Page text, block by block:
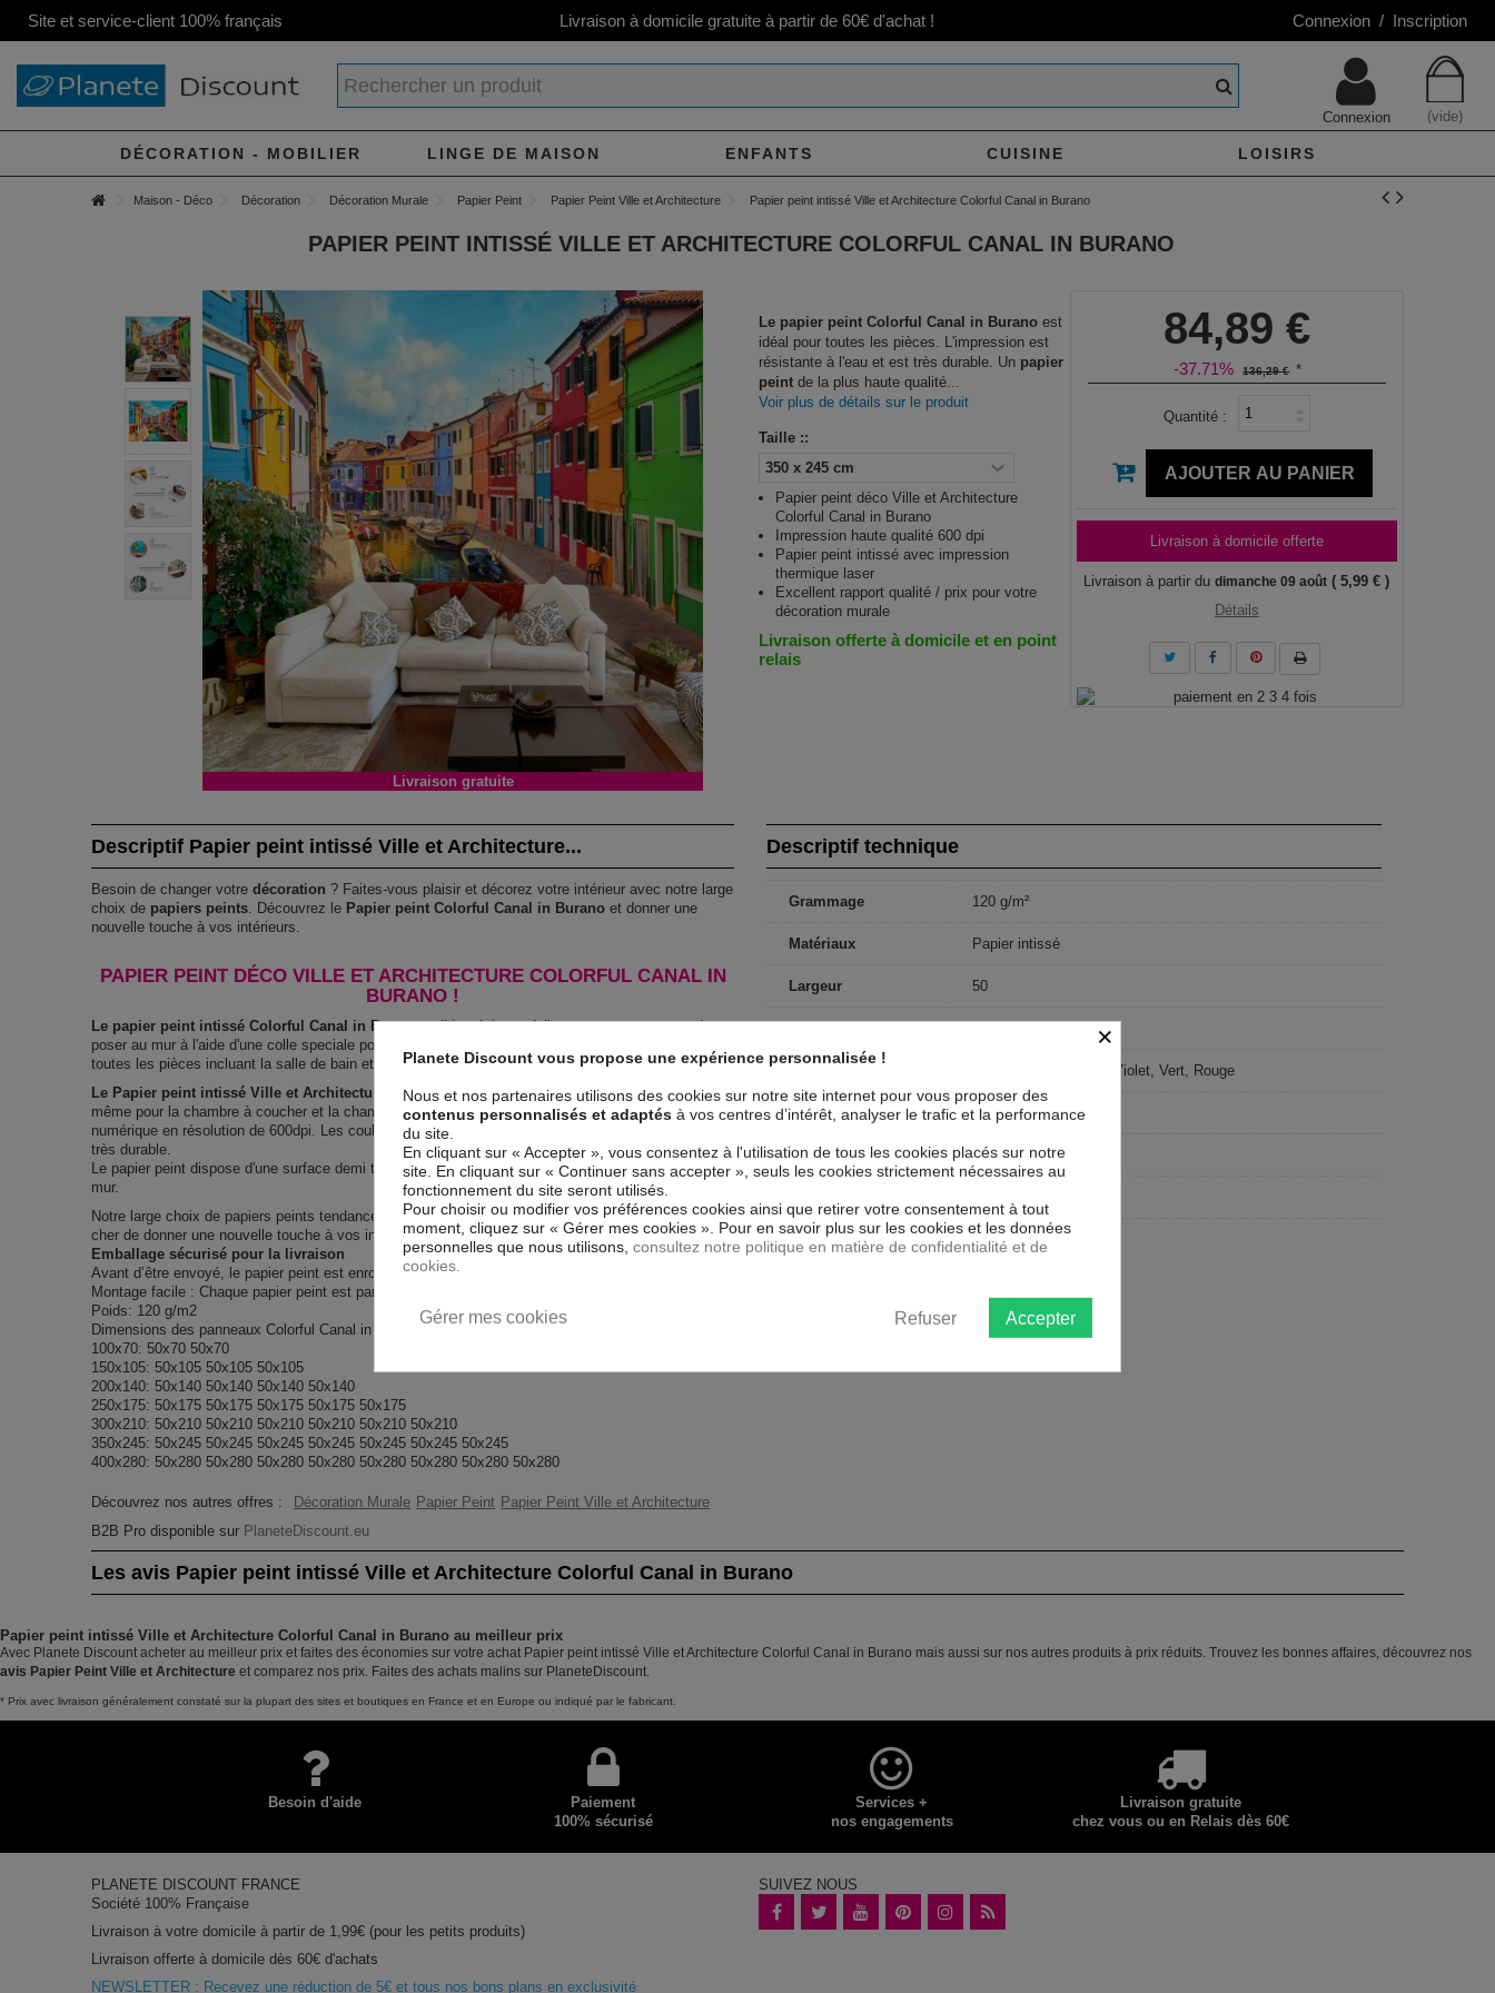
Site et service-client 100% français Livraison à domicile gratuite à partir de 60€ d'achat ! Connexion / Inscription
(vide)
Connexion
DÉCORATION - MOBILIER LINGE DE MAISON ENFANTS CUISINE LOISIRS
Maison - Déco Décoration Décoration Murale Papier Peint Papier Peint Ville et Architecture Papier peint intissé Ville et Architecture Colorful Canal in Burano
PAPIER PEINT INTISSÉ VILLE ET ARCHITECTURE COLORFUL CANAL IN BURANO
Livraison gratuite
Le papier peint Colorful Canal in Burano est
idéal pour toutes les pièces. L'impression est
résistante à l'eau et est très durable. Un papier
peint de la plus haute qualité...
Voir plus de détails sur le produit
Taille ::
Papier peint déco Ville et Architecture
Colorful Canal in Burano
Impression haute qualité 600 dpi
Papier peint intissé avec impression
thermique laser
Excellent rapport qualité / prix pour votre
décoration murale
Livraison offerte à domicile et en point
relais
84,89 €
-37.71% 136,29 € *
Quantité :
AJOUTER AU PANIER
Livraison à domicile offerte
Livraison à partir du dimanche 09 août ( 5,99 € )
Détails
Descriptif Papier peint intissé Ville et Architecture...
Besoin de changer votredécoration ? Faites-vous plaisir et décorez votre intérieur avec notre large
choix de papiers peints . Découvrez le Papier peint Colorful Canal in Burano et donner une
nouvelle touche à vos intérieurs.
PAPIER PEINT DÉCO VILLE ET ARCHITECTURE COLORFUL CANAL IN
BURANO !
Le papier peint intissé Colorful Canal in Buranosolide, résistant à l'eau et aux rayures est à
poser au mur à l'aide d'une colle speciale pour les papiers peints. Vous pouvez l'installer dans
toutes les pièces incluant la salle de bain et la cuisine.
Le Papier peint intissé Ville et Architecture Colorful Canal in Buranoest 100 % sûr, parfait
même pour la chambre à coucher et la chambre des enfants. Impression haute qualité : impression
numérique en résolution de 600dpi. Les couleurs sont vives et l’impression est résistante à l'eau et
très durable.
Le papier peint dispose d'une surface demi terne, il couvre les imperfections et laisse respirer le
mur.
Notre large choix de papiers peints tendances et modernes constituent un moyen simple et pas
cher de donner une nouvelle touche à vos intérieurs, il y en a pour tous les goût.
Emballage sécurisé pour la livraison
Avant d’être envoyé, le papier peint est enroulé et mis dans un gros carton.
Montage facile : Chaque papier peint est partagé en lés de 50 cm.
Poids: 120 g/m2
Dimensions des panneaux Colorful Canal in Burano :
100x70: 50x70 50x70
150x105: 50x105 50x105 50x105
200x140: 50x140 50x140 50x140 50x140
250x175: 50x175 50x175 50x175 50x175 50x175
300x210: 50x210 50x210 50x210 50x210 50x210 50x210
350x245: 50x245 50x245 50x245 50x245 50x245 50x245 50x245
400x280: 50x280 50x280 50x280 50x280 50x280 50x280 50x280 50x280
Descriptif technique
Grammage 120 g/m²
Matériaux Papier intissé
Largeur 50
Bleu, Jaune, Orange, Violet, Vert, Rouge
Thème Venise
Impression Haute qualité
Découvrez nos autres offres : Décoration Murale Papier Peint Papier Peint Ville et Architecture
B2B Pro disponible sur PlaneteDiscount.eu
Les avis Papier peint intissé Ville et Architecture Colorful Canal in Burano
Papier peint intissé Ville et Architecture Colorful Canal in Burano au meilleur prix
Avec Planete Discount acheter au meilleur prix et faites des économies sur votre achat Papier peint intissé Ville et Architecture Colorful Canal in Burano mais aussi sur nos autres produits à prix réduits. Trouvez les bonnes affaires, découvrez nos
avis Papier Peint Ville et Architecture et comparez nos prix. Faites des achats malins sur PlaneteDiscount.
* Prix avec livraison généralement constaté sur la plupart des sites et boutiques en France et en Europe ou indiqué par le fabricant.
Besoin d'aide
Paiement
100% sécurisé
Services +
nos engagements
Livraison gratuite
chez vous ou en Relais dès 60€
PLANETE DISCOUNT FRANCE
Société 100% Française
Livraison à votre domicile à partir de 1,99€ (pour les petits produits)
Livraison offerte à domicile dès 60€ d'achats
NEWSLETTER : Recevez une réduction de 5€ et tous nos bons plans en exclusivité
SUIVEZ NOUS
×
Planete Discount vous propose une expérience personnalisée !
Nous et nos partenaires utilisons des cookies sur notre site internet pour vous proposer des
contenus personnalisés et adaptés à vos centres d’intérêt, analyser le trafic et la performance
du site.
En cliquant sur « Accepter », vous consentez à l'utilisation de tous les cookies placés sur notre
site. En cliquant sur « Continuer sans accepter », seuls les cookies strictement nécessaires au
fonctionnement du site seront utilisés.
Pour choisir ou modifier vos préférences cookies ainsi que retirer votre consentement à tout
moment, cliquez sur « Gérer mes cookies ». Pour en savoir plus sur les cookies et les données
personnelles que nous utilisons, consultez notre politique en matière de confidentialité et de
cookies.
Accepter
Refuser
Gérer mes cookies